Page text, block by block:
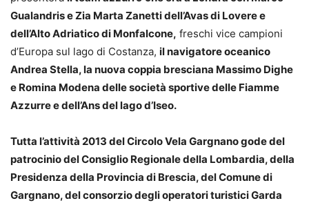
Gualandris e Zia Marta Zanetti dell’Avas di Lovere e
dell’Alto Adriatico di Monfalcone, freschi vice campioni
d’Europa sul lago di Costanza, il navigatore oceanico
Andrea Stella, la nuova coppia bresciana Massimo Dighe
e Romina Modena delle società sportive delle Fiamme
Azzurre e dell’Ans del lago d’Iseo.
Tutta l’attività 2013 del Circolo Vela Gargnano gode del
patrocinio del Consiglio Regionale della Lombardia, della
Presidenza della Provincia di Brescia, del Comune di
Gargnano, del consorzio degli operatori turistici Garda